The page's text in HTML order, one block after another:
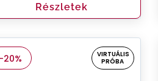
Részletek
-20%
VIRTUÁLIS
PRÓBA